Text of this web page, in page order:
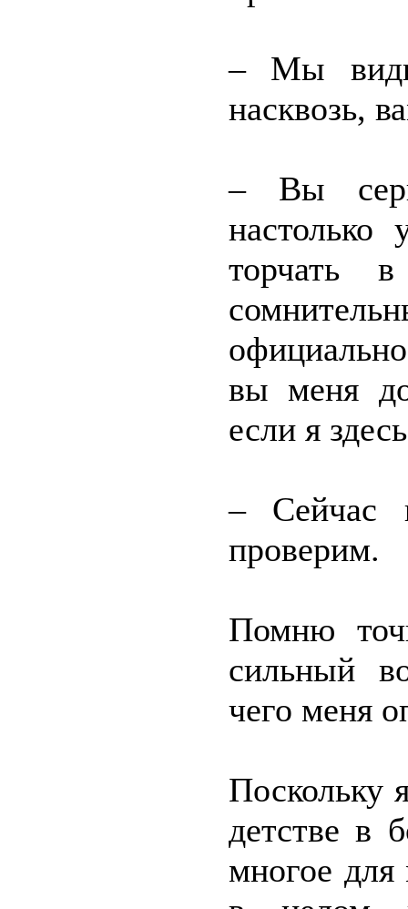
– Мы
насквозь,
– Вы
настолько
торчать
вы меня
если я
– Сейчас
проверим.
Помню
сильный
чего меня
Поскольку
детстве в
многое для